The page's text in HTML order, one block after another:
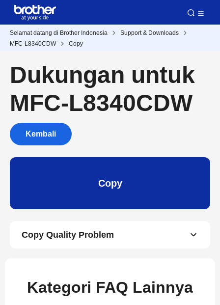
Selamat datang di Brother Indonesia
Support & Downloads
MFC-L8340CDW
Copy
Dukungan untuk
MFC-L8340CDW
Kembali
Copy
Copy Quality Problem
Kategori FAQ Lainnya